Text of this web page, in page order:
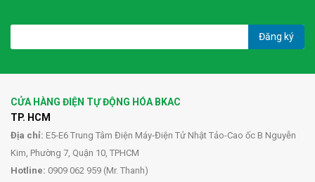
Đăng ký
CỬA HÀNG ĐIỆN TỰ ĐỘNG HÓA BKAC
TP. HCM
Địa chỉ: E5-E6 Trung Tâm Điện Máy-Điện Tử Nhật Tảo-Cao ốc B Nguyễn
Kim, Phường 7, Quận 10, TPHCM
Hotline: 0909 062 959 (Mr. Thanh)